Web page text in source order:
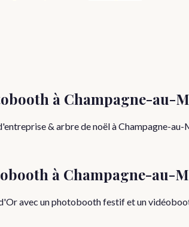
à Champagne-au-
& arbre de noël à Champagne-
à Champagne-au-
avec un photobooth festif et un